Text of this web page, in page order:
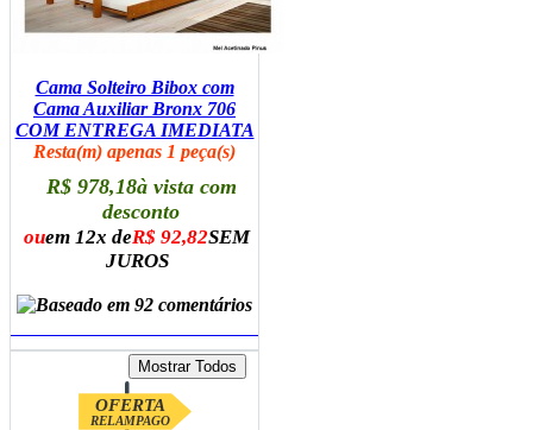
Cama Solteiro Bibox com
Cama Auxiliar Bronx 706
COM ENTREGA IMEDIATA
Resta(m) apenas 1 peça(s)
R$ 978,18à vista com
desconto
ouem 12x deR$ 92,82SEM
JUROS
OFERTA
RELAMPAGO